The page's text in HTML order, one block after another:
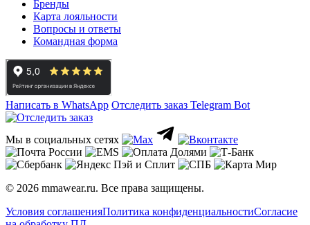
Бренды
Карта лояльности
Вопросы и ответы
Командная форма
Написать в WhatsApp Отследить заказ Telegram Bot
Мы в социальных сетях
© 2026 mmawear.ru. Все права защищены.
Условия соглашенияПолитика конфиденциальностиСогласие